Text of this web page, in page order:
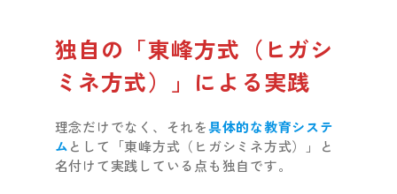
独自の「東峰方式（ヒガシ
ミネ方式）」による実践
理念だけでなく、それを具体的な教育システ
ムとして「東峰方式（ヒガシミネ方式）」と
名付けて実践している点も独自です。